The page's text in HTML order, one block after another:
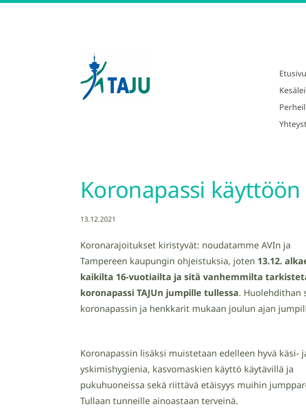
Tampereen Jumppatiimi TAJU ry
Etusivu
Koronapassi
13.12.2021
Koronarajoitukset kiristyvät: noudatamme AVIn ja
Tampereen kaupungin ohjeistuksia, joten 13.12.
kaikilta 16-vuotiailta ja sitä vanhemmilta
koronapassi TAJUn jumpille tullessa. Huolehdithan
koronapassin ja henkkarit mukaan joulun ajan
Koronapassin lisäksi muistetaan edelleen hyvä käsi-
yskimishygienia, kasvomaskien käyttö käytävillä ja
pukuhuoneissa sekä riittävä etäisyys muihin
Tullaan tunneille ainoastaan terveinä.